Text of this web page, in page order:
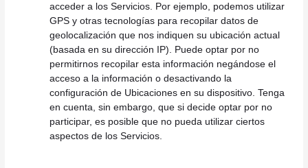
acceder a los Servicios. Por ejemplo, podemos utilizar
GPS y otras tecnologías para recopilar datos de
geolocalización que nos indiquen su ubicación actual
(basada en su dirección IP). Puede optar por no
permitirnos recopilar esta información negándose el
acceso a la información o desactivando la
configuración de Ubicaciones en su dispositivo. Tenga
en cuenta, sin embargo, que si decide optar por no
participar, es posible que no pueda utilizar ciertos
aspectos de los Servicios.